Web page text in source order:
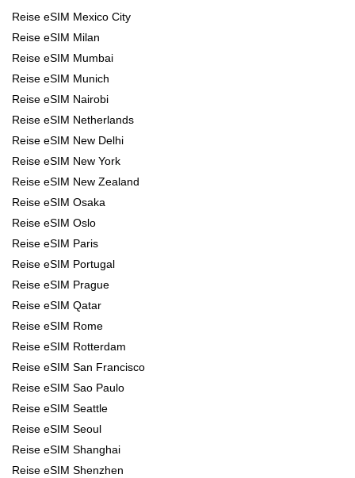
Reise eSIM Mexico City
Reise eSIM Milan
Reise eSIM Mumbai
Reise eSIM Munich
Reise eSIM Nairobi
Reise eSIM Netherlands
Reise eSIM New Delhi
Reise eSIM New York
Reise eSIM New Zealand
Reise eSIM Osaka
Reise eSIM Oslo
Reise eSIM Paris
Reise eSIM Portugal
Reise eSIM Prague
Reise eSIM Qatar
Reise eSIM Rome
Reise eSIM Rotterdam
Reise eSIM San Francisco
Reise eSIM Sao Paulo
Reise eSIM Seattle
Reise eSIM Seoul
Reise eSIM Shanghai
Reise eSIM Shenzhen